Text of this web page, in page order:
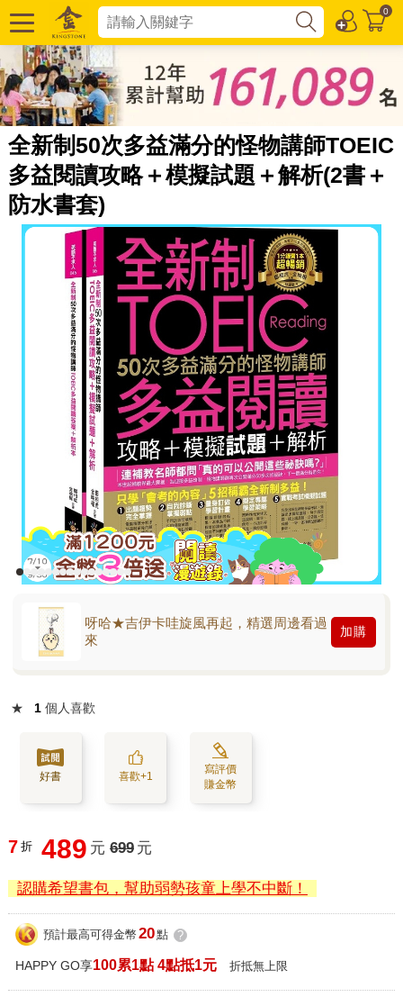
0
全新制50次多益滿分的怪物講師TOEIC
多益閱讀攻略＋模擬試題＋解析(2書＋
防水書套)
呀哈★吉伊卡哇旋風再起，精選周邊看過
來
加購
★ 1 個人喜歡
好書 喜歡+1
寫評價
賺金幣
7 折 489 元 699 元
認購希望書包，幫助弱勢孩童上學不中斷！
預計最高可得金幣 20點 ?
HAPPY GO享100累1點 4點抵1元 折抵無上限